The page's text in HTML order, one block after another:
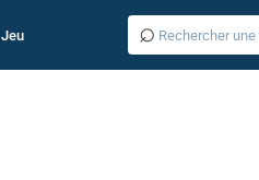
Jeu ⌕